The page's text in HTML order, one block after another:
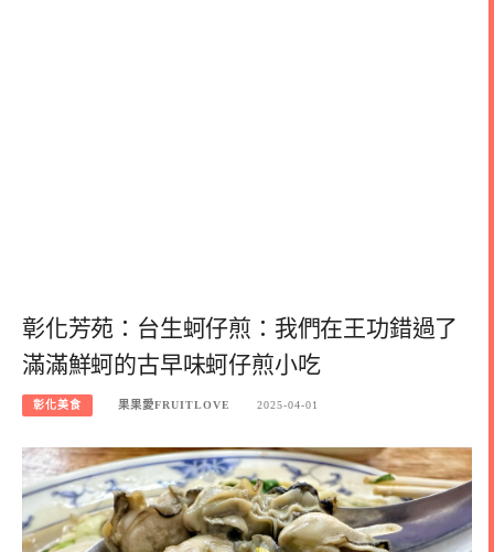
彰化芳苑：台生蚵仔煎：我們在王功錯過了
滿滿鮮蚵的古早味蚵仔煎小吃
彰化美食 果果愛FRUITLOVE 2025-04-01